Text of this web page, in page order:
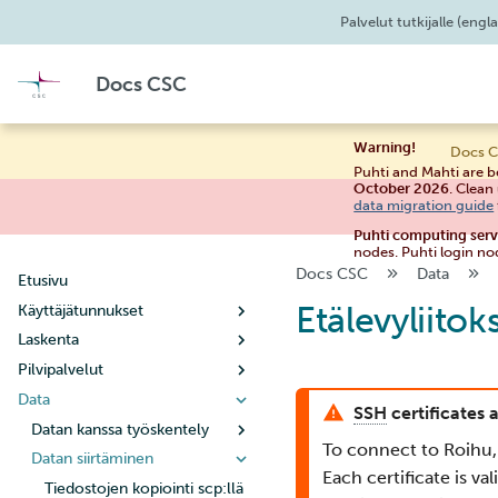
Palvelut tutkijalle
Docs CSC
Docs
Warning!
Puhti and Mahti are
October 2026 .
data migration guide
Puhti computing
nodes. Puhti login
Etusivu
Käyttäjätunnukset
Uuden käyttäjätilin luominen
Käyttäjätilin elinkaari
Salasanan vaihtaminen
Käyttäjätietojen hallinta
Uuden projektin luominen
Kun projektisi käsittelee
Laskenta
Käyttöpolitiikka
Laskutus
Järjestelmät
Puhti
Mahti
Yhteyden muodostaminen
SSH-avainten määrittäminen
Supertietokoneen
Pilvipalvelut
Noppe
Opas opiskelijoille
Opas opettajille
Käsitteet
Pouta
Aloittaminen
Virtuaalikoneen luominen
Konfigurointi
Pukki
Mikä on DBaaS
Rahti
Data
Datan kanssa työskentely
Vinkkejä tiedonhallintaan
Metatiedot ja datan
Datan siirtäminen
Tiedostojen kopiointi scp:llä
Docs CSC Data
SSH certificates
To connect to
Each certificate is